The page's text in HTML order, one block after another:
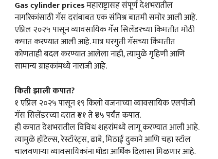
Gas cylinder pricesमहाराष्ट्रासह संपूर्ण देशभरातील
नागरिकांसाठी गॅस दरांबाबत एक संमिश्र बातमी समोर आली आहे.
एप्रिल २०२५ पासून व्यावसायिक गॅस सिलेंडरच्या किमतीत मोठी
कपात करण्यात आली आहे. मात्र घरगुती गॅसच्या किंमतीत
कोणताही बदल करण्यात आलेला नाही, त्यामुळे गृहिणी आणि
सामान्य ग्राहकांमध्ये नाराजी आहे.
किती झाली कपात?
१ एप्रिल २०२५ पासून १९ किलो वजनाच्या व्यावसायिक एलपीजी
गॅस सिलेंडरच्या दरात ₹४१ ते ₹४५ पर्यंत कपात.
ही कपात देशभरातील विविध शहरांमध्ये लागू करण्यात आली आहे.
त्यामुळे हॉटेल्स, रेस्टॉरंट्स, ढाबे, मिठाई दुकाने आणि चहा स्टॉल
चालवणाऱ्या व्यावसायिकांना थोडा आर्थिक दिलासा मिळणार आहे.